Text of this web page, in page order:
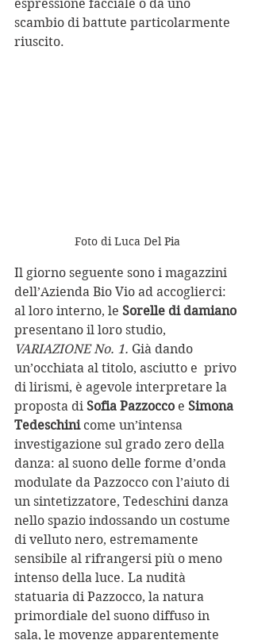
espressione facciale o da uno
scambio di battute particolarmente
riuscito.
Foto di Luca Del Pia
Il giorno seguente sono i magazzini
dell’Azienda Bio Vio ad accoglierci:
al loro interno, le Sorelle di damiano
presentano il loro studio,
VARIAZIONE No. 1. Già dando
un’occhiata al titolo, asciutto e  privo
di lirismi, è agevole interpretare la
proposta di Sofia Pazzocco e Simona
Tedeschini come un’intensa
investigazione sul grado zero della
danza: al suono delle forme d’onda
modulate da Pazzocco con l’aiuto di
un sintetizzatore, Tedeschini danza
nello spazio indossando un costume
di velluto nero, estremamente
sensibile al rifrangersi più o meno
intenso della luce. La nudità
statuaria di Pazzocco, la natura
primordiale del suono diffuso in
sala, le movenze apparentemente